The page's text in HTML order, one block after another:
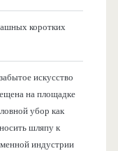
коротких
искусство
на площадке
убор как
шляпу к
индустрии